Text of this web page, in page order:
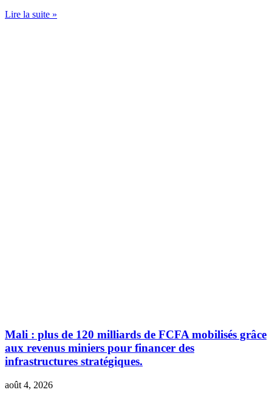
Lire la suite »
Mali : plus de 120 milliards de FCFA mobilisés grâce
aux revenus miniers pour financer des
infrastructures stratégiques.
août 4, 2026